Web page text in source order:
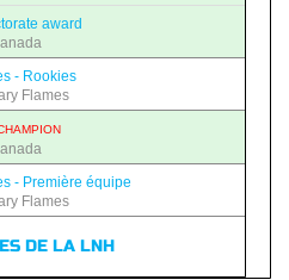
award
- Rookies
Flames
- Première équipe
Flames
DE LA LNH